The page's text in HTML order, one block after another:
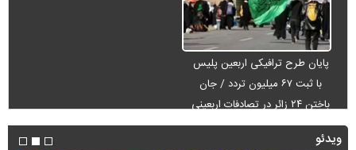
پایان طرح ترافیکی اربعین پلیس
با ثبت ۶۷ میلیون تردد / جان
باختن ۲۴ زائر در تصادفات اربعینی
ویدئو